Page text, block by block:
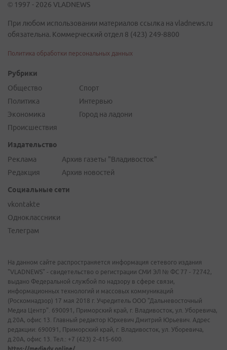
© 1997 - 2026 VLADNEWS
При любом использовании материалов ссылка на vladnews.ru
обязательна. Коммерческий отдел 8 (423) 249-8800
Политика обработки персональных данных
Рубрики
Общество
Политика
Экономика
Происшествия
Спорт
Интервью
Город на ладони
Издательство
Реклама
Редакция
Архив газеты "Владивосток"
Архив новостей
Социальные сети
vkontakte
Одноклассники
Телеграм
На данном сайте распространяется информация сетевого издания
"VLADNEWS" - свидетельство о регистрации СМИ ЭЛ № ФС 77 - 72742,
выдано Федеральной службой по надзору в сфере связи,
информационных технологий и массовых коммуникаций
(Роскомнадзор) 17 мая 2018 г. Учредитель ООО "Дальневосточный
Медиа Центр". 690091, Приморский край, г. Владивосток, ул. Уборевича,
д.20А, офис 13. Главный редактор Юркевич Дмитрий Юрьевич. Адрес
редакции: 690091, Приморский край, г. Владивосток, ул. Уборевича,
д.20А, офис 13. Тел.: +7 (423) 2-415-600.